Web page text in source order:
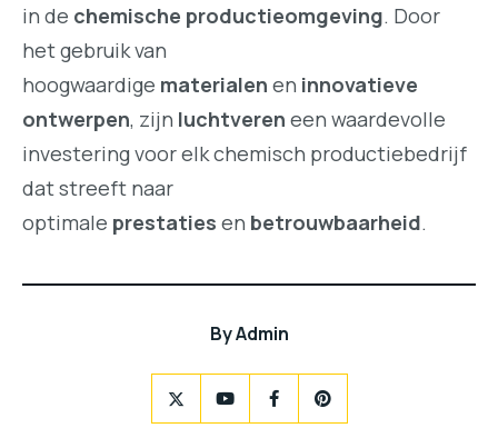
in de chemische productieomgeving. Door
het gebruik van
hoogwaardige materialen en innovatieve
ontwerpen, zijn luchtveren een waardevolle
investering voor elk chemisch productiebedrijf
dat streeft naar
optimale prestaties en betrouwbaarheid.
ByAdmin